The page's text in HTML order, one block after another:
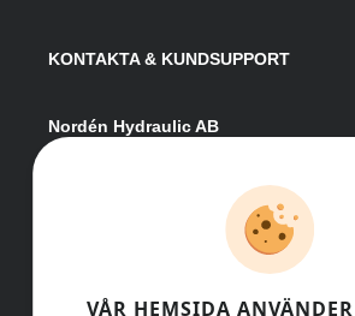
KONTAKTA & KUNDSUPPORT
Nordén Hydraulic AB
info@nordenhydraulic.se
Org-nr: 556531-8424
VÅR HEMSIDA